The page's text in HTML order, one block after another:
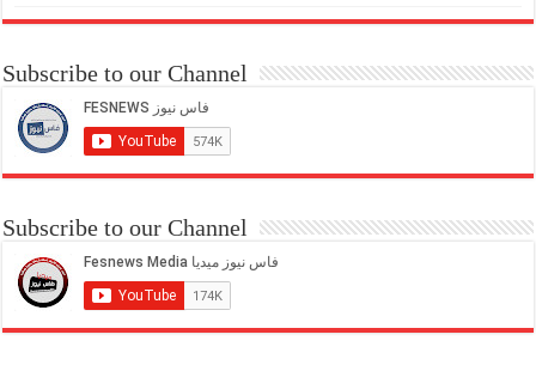
Subscribe to our Channel
Subscribe to our Channel